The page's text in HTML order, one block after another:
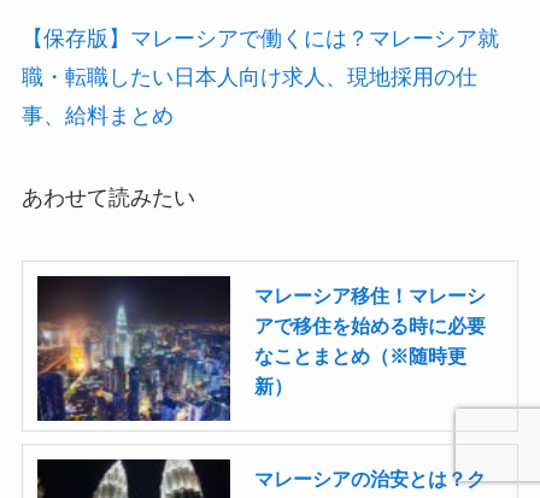
【保存版】マレーシアで働くには？マレーシア就
職・転職したい日本人向け求人、現地採用の仕
事、給料まとめ
あわせて読みたい
マレーシア移住！マレーシ
アで移住を始める時に必要
なことまとめ（※随時更
新）
マレーシアの治安とは？ク